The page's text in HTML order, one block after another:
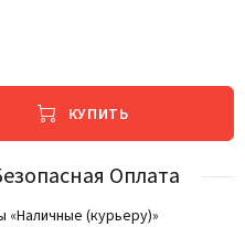
КУПИТЬ
Оплата